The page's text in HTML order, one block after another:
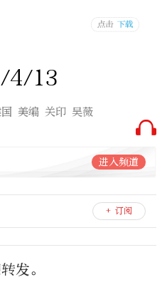
4/13
国 美编 关印 吴薇
进入频道
+ 订阅
发。